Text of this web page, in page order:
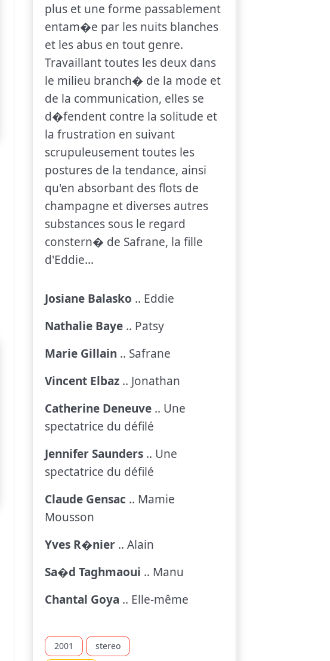
plus et une forme passablement
entam�e par les nuits blanches
et les abus en tout genre.
Travaillant toutes les deux dans
le milieu branch� de la mode et
de la communication, elles se
d�fendent contre la solitude et
la frustration en suivant
scrupuleusement toutes les
postures de la tendance, ainsi
qu'en absorbant des flots de
champagne et diverses autres
substances sous le regard
constern� de Safrane, la fille
d'Eddie...
Josiane Balasko .. Eddie
Nathalie Baye .. Patsy
Marie Gillain .. Safrane
Vincent Elbaz .. Jonathan
Catherine Deneuve .. Une
spectatrice du défilé
Jennifer Saunders .. Une
spectatrice du défilé
Claude Gensac .. Mamie
Mousson
Yves R�nier .. Alain
Sa�d Taghmaoui .. Manu
Chantal Goya .. Elle-même
2001 stereo